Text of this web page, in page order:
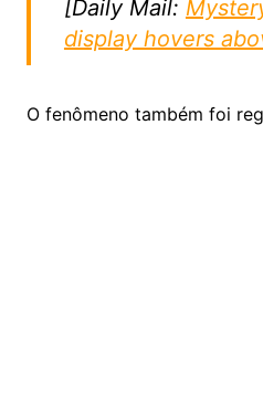
[Daily Mail:
display hovers
O fenômeno também foi